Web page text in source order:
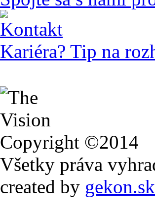
Kontakt
Kariéra? Tip na
Copyright ©2014
Všetky práva
created by gekon.sk